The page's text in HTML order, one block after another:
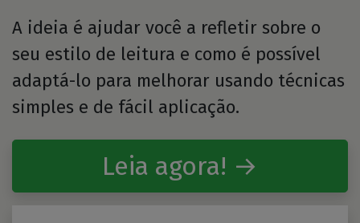
A ideia é ajudar você a refletir sobre o
seu estilo de leitura e como é possível
adaptá-lo para melhorar usando técnicas
simples e de fácil aplicação.
Leia agora! →